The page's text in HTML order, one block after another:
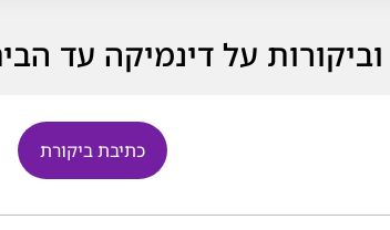
על דינמיקה עד
כתיבת ביקורת